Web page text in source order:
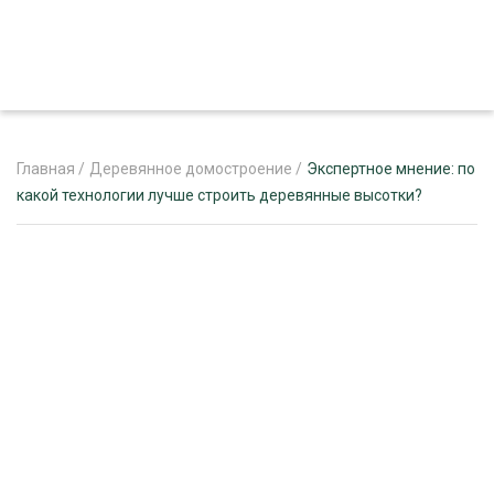
Главная / Деревянное домостроение / Экспертное мнение: по
какой технологии лучше строить деревянные высотки?